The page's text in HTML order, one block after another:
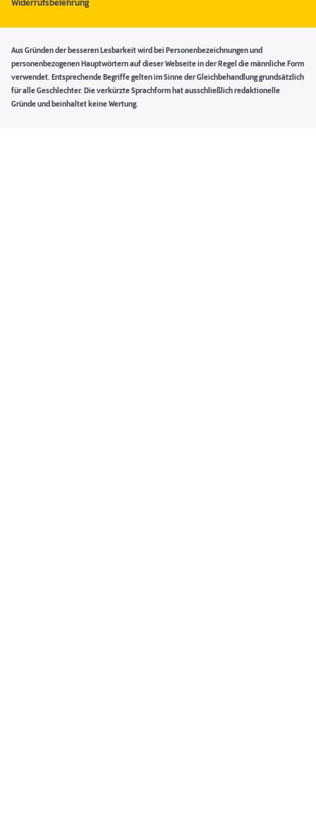
Widerrufsbelehrung
Aus Gründen der besseren Lesbarkeit wird bei Personenbezeichnungen und
personenbezogenen Hauptwörtern auf dieser Webseite in der Regel die männliche Form
verwendet. Entsprechende Begriffe gelten im Sinne der Gleichbehandlung grundsätzlich
für alle Geschlechter. Die verkürzte Sprachform hat ausschließlich redaktionelle
Gründe und beinhaltet keine Wertung.